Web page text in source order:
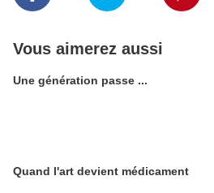
Vous aimerez aussi
Une génération passe ...
Quand l'art devient médicament